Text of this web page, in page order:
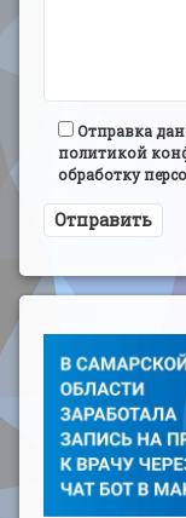
Отправка
политикой
обработку